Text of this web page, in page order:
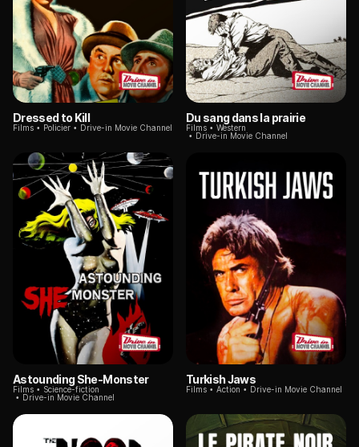
Dressed to Kill
Films Policier Drive-in Movie Channel
Du sang dans la prairie
Films
Western
Drive-in Movie Channel
Astounding She-Monster
Films
Science-fiction
Drive-in Movie Channel
Turkish Jaws
Films Action Drive-in Movie Channel